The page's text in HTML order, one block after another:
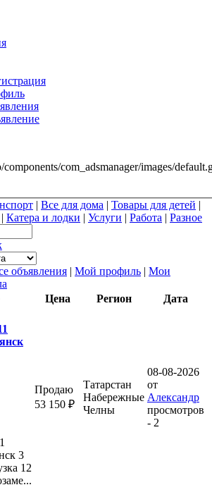
| Все для дома | Товары для детей |
| Катера и лодки | Услуги | Работа | Разное
объявления | Мой профиль | Мои
Цена Регион Дата
3
12
Продаю
53 150 ₽
Татарстан
Набережные
Челны
08-08-2026
от
Александр
просмотров
- 2